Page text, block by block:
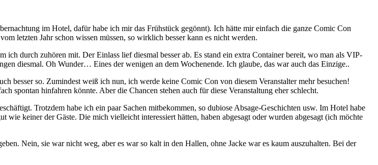
im Hotel, dafür habe ich mir das Frühstück gegönnt). Ich hätte mir einfach die ganze Comic Con
letzten Jahr schon wissen müssen, so wirklich besser kann es nicht werden.
ich durch zuhören mit. Der Einlass lief diesmal besser ab. Es stand ein extra Container bereit, wo man als VIP-
diesmal. Oh Wunder… Eines der wenigen an dem Wochenende. Ich glaube, das war auch das Einzige..
besser so. Zumindest weiß ich nun, ich werde keine Comic Con von diesem Veranstalter mehr besuchen!
spontan hinfahren könnte. Aber die Chancen stehen auch für diese Veranstaltung eher schlecht.
Trotzdem habe ich ein paar Sachen mitbekommen, so dubiose Absage-Geschichten usw. Im Hotel habe
wie keiner der Gäste. Die mich vielleicht interessiert hätten, haben abgesagt oder wurden abgesagt (ich möchte
Nein, sie war nicht weg, aber es war so kalt in den Hallen, ohne Jacke war es kaum auszuhalten. Bei der